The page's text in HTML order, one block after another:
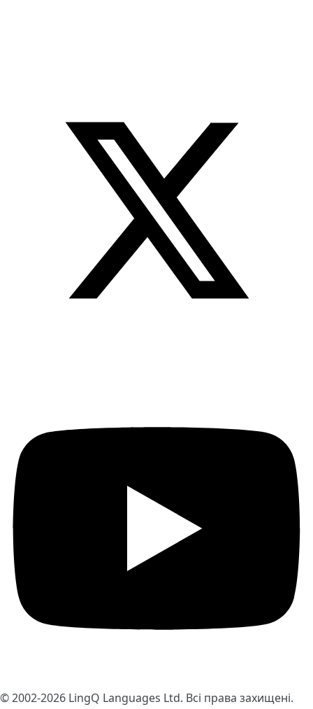
© 2002-2026 LingQ Languages Ltd. Всі права захищені.